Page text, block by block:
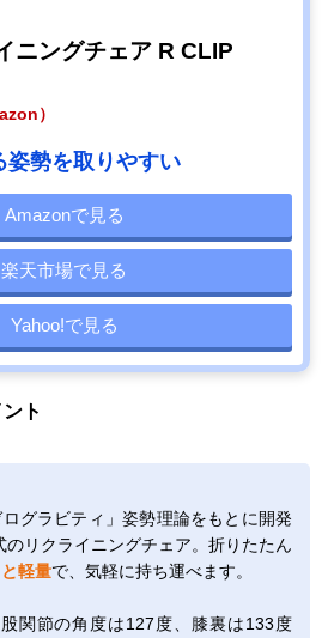
ニングチェア R CLIP
）
姿勢を取りやすい
Amazonで見る
楽天市場で見る
Yahoo!で見る
ト
グラビティ」姿勢理論をもとに開発
のリクライニングチェア。折りたたん
軽量で、気軽に持ち運べます。
関節の角度は127度、膝裏は133度